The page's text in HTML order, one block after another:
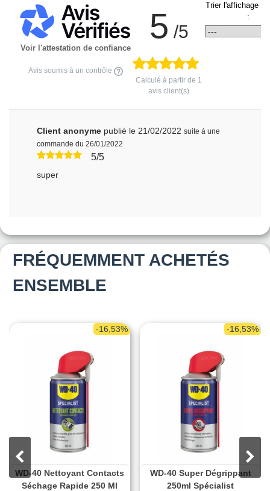
Voir l'attestation de confiance
Avis soumis à un contrôle
5 /5
Calculé à partir de 1
avis client(s)
Trier l'affichage
:
Client anonyme publié le 21/02/2022 suite à une
commande du 26/01/2022
5/5
super
FRÉQUEMMENT ACHETÉS
ENSEMBLE
-16,53%
WD-40 Nettoyant Contacts
Séchage Rapide 250 Ml
-16,53%
WD-40 Super Dégrippant
250ml Spécialist